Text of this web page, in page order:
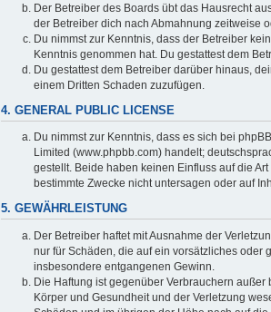
Der Betreiber des Boards übt das Hausrecht
der Betreiber dich nach Abmahnung zeitweise
Du nimmst zur Kenntnis, dass der Betreiber
Kenntnis genommen hat. Du gestattest dem
Du gestattest dem Betreiber darüber hinaus,
einem Dritten Schaden zuzufügen.
4. GENERAL PUBLIC LICENSE
Du nimmst zur Kenntnis, dass es sich bei
Limited (www.phpbb.com) handelt;
gestellt. Beide haben keinen Einfluss auf die
bestimmte Zwecke nicht untersagen oder auf
5. GEWÄHRLEISTUNG
Der Betreiber haftet mit Ausnahme der
nur für Schäden, die auf ein vorsätzliches oder
insbesondere entgangenen Gewinn.
Die Haftung ist gegenüber Verbrauchern
Körper und Gesundheit und der Verletzung